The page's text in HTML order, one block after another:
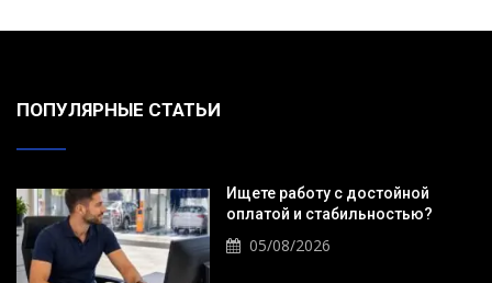
ПОПУЛЯРНЫЕ СТАТЬИ
Ищете работу с достойной
оплатой и стабильностью?
05/08/2026